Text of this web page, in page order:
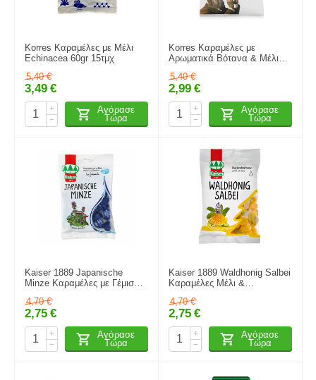
Korres Καραμέλες με Μέλι
Echinacea 60gr 15τμχ
5,40 €
3,49 €
+
−
Αγόρασε
Τώρα
Korres Καραμέλες με
Αρωματικά Βότανα & Μέλι
5,40 €
2,99 €
+
−
Αγόρασε
Τώρα
Kaiser 1889 Japanische
Minze Καραμέλες με Γέμιση
Μέντα 90gr
4,70 €
2,75 €
+
−
Αγόρασε
Τώρα
Kaiser 1889 Waldhonig Salbei
Καραμέλες Μέλι &
4,70 €
2,75 €
+
−
Αγόρασε
Τώρα